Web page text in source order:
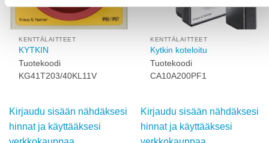
KENTTÄLAITTEET
KYTKIN
Tuotekoodi
KG41T203/40KL11V
Kirjaudu sisään nähdäksesi
hinnat ja käyttääksesi
KENTTÄLAITTEET
Kytkin koteloitu
Tuotekoodi
CA10A200PF1
Kirjaudu sisään nähdäksesi
hinnat ja käyttääksesi